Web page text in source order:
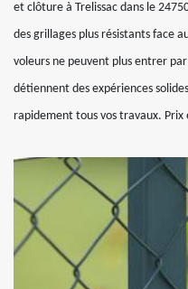
et clôture à Trelissac dans le
des grillages plus résistants face
voleurs ne peuvent plus entrer
détiennent des expériences
rapidement tous vos travaux. Prix